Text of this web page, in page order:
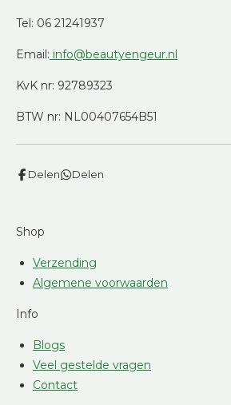
Tel: 06 21241937
Email: info@beautyengeur.nl
KvK nr: 92789323
BTW nr: NL00407654B51
Delen Delen
Shop
Verzending
Algemene voorwaarden
Info
Blogs
Veel gestelde vragen
Contact